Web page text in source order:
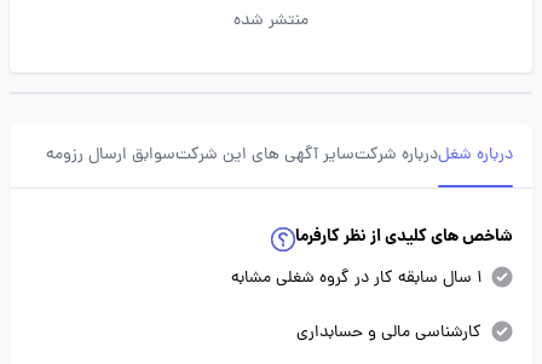
منتشر شده
درباره شغلدرباره شرکتسایر آگهی های این شرکتسوابق ارسال رزومه
شاخص های کلیدی از نظر کارفرما
1 سال سابقه کار در گروه شغلی مشابه
کارشناسی مالی و حسابداری